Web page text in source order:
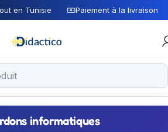
en Tunisie Paiement à la livraison
informatiques